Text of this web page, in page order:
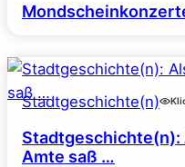
Stadtgeschichte(n)
Stadtgeschichte(n):
Amte saß …